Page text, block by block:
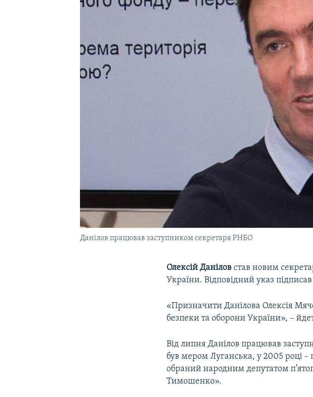
Данілов працював заступником секретаря РНБО
Олексій Данілов став новим
України. Відповідний указ
«Призначити Данілова Олексія
безпеки та оборони України», –
Від липня Данілов працював
був мером Луганська, у 2005 році
обраний народним депутатом
Тимошенко».